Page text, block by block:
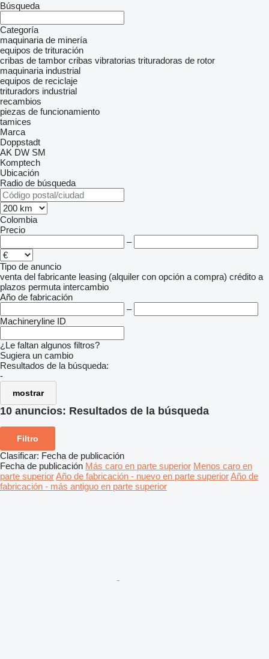
Búsqueda
Categoría
maquinaria de minería
equipos de trituración
cribas de tambor cribas vibratorias trituradoras de rotor
maquinaria industrial
equipos de reciclaje
trituradors industrial
recambios
piezas de funcionamiento
tamices
Marca
Doppstadt
AK DW SM
Komptech
Ubicación
Radio de búsqueda
Colombia
Precio
–
Tipo de anuncio
venta del fabricante leasing (alquiler con opción a compra) crédito a
plazos permuta intercambio
Año de fabricación
–
Machineryline ID
¿Le faltan algunos filtros?
Sugiera un cambio
Resultados de la búsqueda:
-
mostrar
10 anuncios: Resultados de la búsqueda
Filtro
Clasificar: Fecha de publicación
Fecha de publicación Más caro en parte superior Menos caro en
parte superiorAño de fabricación - nuevo en parte superiorAño de
fabricación - más antiguo en parte superior